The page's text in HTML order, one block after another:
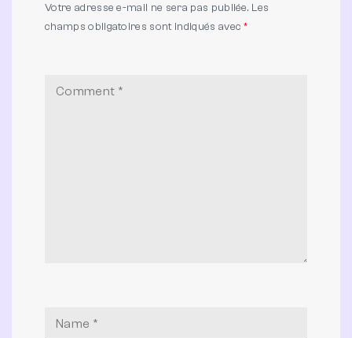
Votre adresse e-mail ne sera pas publiée. Les
champs obligatoires sont indiqués avec*